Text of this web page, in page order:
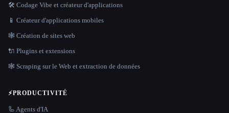
🛠️ Codage Vibe et créateur d'applications
📱 Créateur d'applications mobiles
🕸 Création de sites web
🔌 Plugins et extensions
🕸️ Scraping sur le Web et extraction de données
⚡PRODUCTIVITÉ
🦾 Agents d'IA